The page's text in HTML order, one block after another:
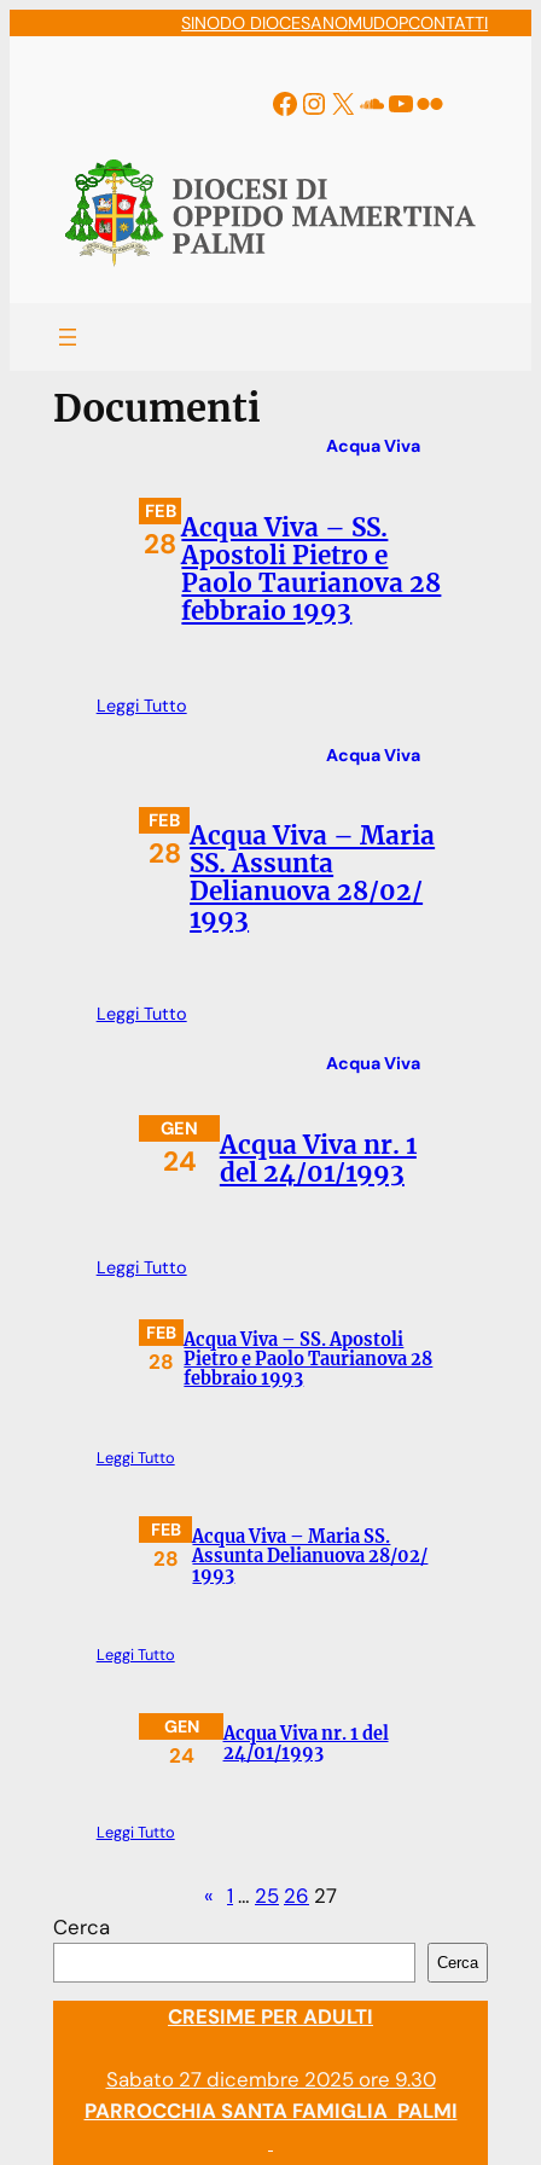
SINODO DIOCESANOMUDOPCONTATTI
Facebook
Instagram
X Soundcloud
YouTube
Flickr
Documenti
Acqua Viva
FEB
28 Acqua Viva – SS.
Apostoli Pietro e
Paolo Taurianova 28
febbraio 1993
Leggi Tutto
Acqua Viva
FEB
28 Acqua Viva – Maria
SS. Assunta
Delianuova 28/02/
1993
Leggi Tutto
Acqua Viva
GEN
24
Acqua Viva nr. 1
del 24/01/1993
Leggi Tutto
FEB
28
Acqua Viva – SS. Apostoli
Pietro e Paolo Taurianova 28
febbraio 1993
Leggi Tutto
FEB
28
Acqua Viva – Maria SS.
Assunta Delianuova 28/02/
1993
Leggi Tutto
GEN
24
Acqua Viva nr. 1 del
24/01/1993
Leggi Tutto
« 1 … 25 26 27
Cerca
Cerca
CRESIME PER ADULTI
Sabato 27 dicembre 2025 ore 9.30
PARROCCHIA SANTA FAMIGLIA PALMI